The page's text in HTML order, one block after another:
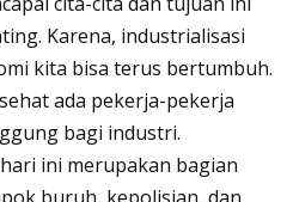
Karena, industrialisasi
kita bisa terus bertumbuh.
ada pekerja-pekerja
bagi industri.
ini merupakan bagian